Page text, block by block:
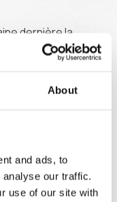
About
and ads, to
our traffic.
use of our site with
dernière la
Unis, au Canada et
été titularisé à deux
David. En plus
Mofokeng
clubs
national la